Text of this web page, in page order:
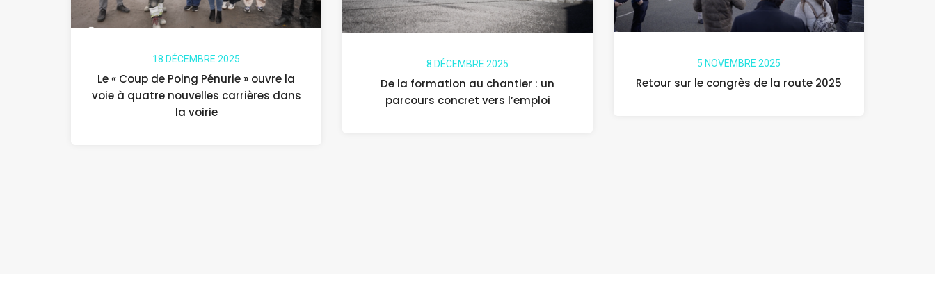
18 DÉCEMBRE 2025
Le « Coup de Poing Pénurie » ouvre la
voie à quatre nouvelles carrières dans
la voirie
8 DÉCEMBRE 2025
De la formation au chantier : un
parcours concret vers l’emploi
5 NOVEMBRE 2025
Retour sur le congrès de la route 2025